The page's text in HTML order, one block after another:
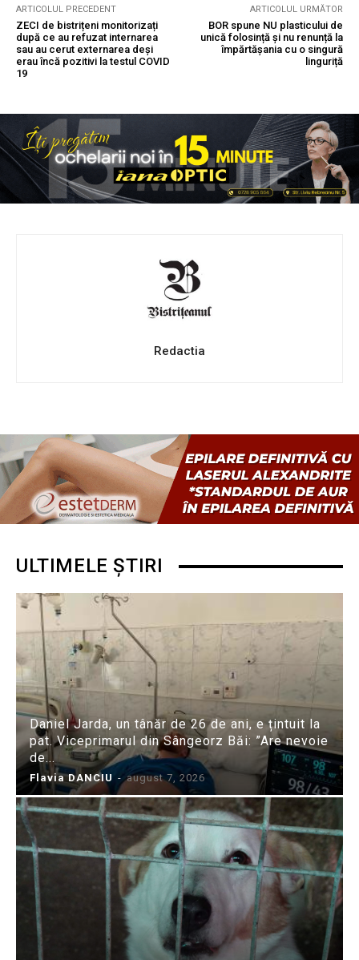
ARTICOLUL PRECEDENT
ZECI de bistrițeni monitorizați
după ce au refuzat internarea
sau au cerut externarea deși
erau încă pozitivi la testul COVID
19
ARTICOLUL URMĂTOR
BOR spune NU plasticului de
unică folosință și nu renunță la
împărtășania cu o singură
linguriță
Redactia
ULTIMELE ȘTIRI
Daniel Jarda, un tânăr de 26 de ani, e țintuit la
pat. Viceprimarul din Sângeorz Băi: ”Are nevoie
de...
Flavia DANCIU - august 7, 2026